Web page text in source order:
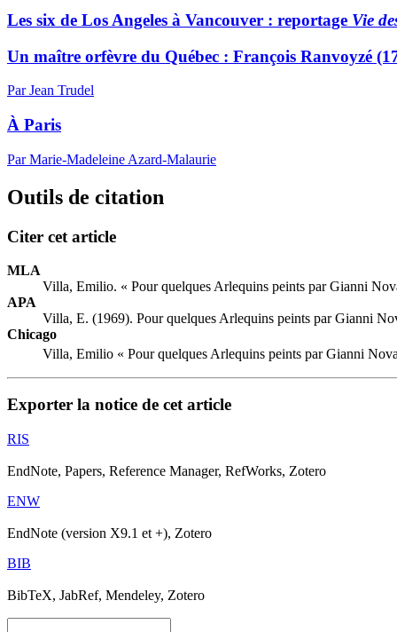
Les six de Los Angeles à Vancouver : reportage Vie
Un maître orfèvre du Québec : François Ranvoyzé
Par Jean Trudel
À Paris
Par Marie-Madeleine Azard-Malaurie
Outils de citation
Citer cet article
MLA
Villa, Emilio. « Pour quelques Arlequins peints par Gianni
APA
Villa, E. (1969). Pour quelques Arlequins peints par Gianni
Chicago
Villa, Emilio « Pour quelques Arlequins peints par Gianni
Exporter la notice de cet article
RIS
EndNote, Papers, Reference Manager, RefWorks, Zotero
ENW
EndNote (version X9.1 et +), Zotero
BIB
BibTeX, JabRef, Mendeley, Zotero